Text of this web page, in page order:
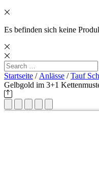
Es befinden sich keine
Search
for:
Startseite / Anlässe /Tauf
Gelbgold im 3+1